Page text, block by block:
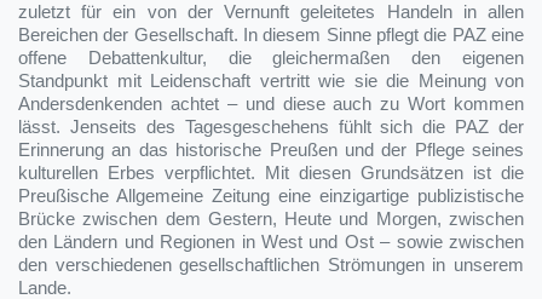
zuletzt für ein von der Vernunft geleitetes Handeln in allen
Bereichen der Gesellschaft. In diesem Sinne pflegt die PAZ eine
offene Debattenkultur, die gleichermaßen den eigenen
Standpunkt mit Leidenschaft vertritt wie sie die Meinung von
Andersdenkenden achtet – und diese auch zu Wort kommen
lässt. Jenseits des Tagesgeschehens fühlt sich die PAZ der
Erinnerung an das historische Preußen und der Pflege seines
kulturellen Erbes verpflichtet. Mit diesen Grundsätzen ist die
Preußische Allgemeine Zeitung eine einzigartige publizistische
Brücke zwischen dem Gestern, Heute und Morgen, zwischen
den Ländern und Regionen in West und Ost – sowie zwischen
den verschiedenen gesellschaftlichen Strömungen in unserem
Lande.